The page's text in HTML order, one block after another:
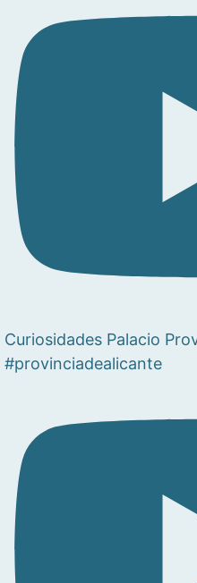
Curiosidades Palacio
#provinciadealicante